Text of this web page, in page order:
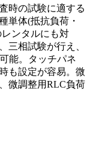
時の試験に適する
単体(抵抗負荷・
ンタルにも対
三相試験が行え、
能。タッチパネ
も設定が容易。微
微調整用RLC負荷